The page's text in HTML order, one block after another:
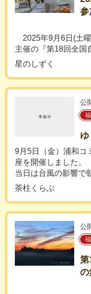
参
2025年9月6日(土
主催の『第18回全国
星のしずく
公
9月5日（金）浦和コ
座を開催しました。
当日は台風の影響で
茶柱くらぶ
公
第
の